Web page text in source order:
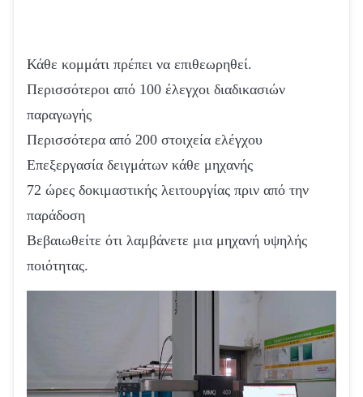
Κάθε κομμάτι πρέπει να επιθεωρηθεί.
Περισσότεροι από 100 έλεγχοι διαδικασιών
παραγωγής
Περισσότερα από 200 στοιχεία ελέγχου
Επεξεργασία δειγμάτων κάθε μηχανής
72 ώρες δοκιμαστικής λειτουργίας πριν από την
παράδοση
Βεβαιωθείτε ότι λαμβάνετε μια μηχανή υψηλής
ποιότητας.